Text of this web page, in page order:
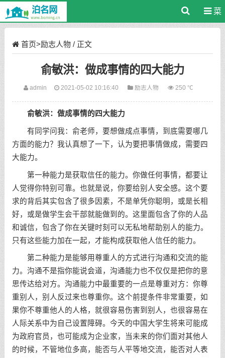
菜
首页>励志人物/ 正文
俞敏洪：做成事情的四大能力
admin 2021-05-02 10:16:40 励志人物 250 ℃
俞敏洪：做成事情的四大能力
有同学问我：俞老师，要想做成点事情，到底需要哪几
方面的能力？我认真想了一下，认为要把事情做成，需要四
大能力。
第一种能力是获取信任的能力。你做任何事情，都要让
人觉得你特别可靠。也就是说，你要给别人安全感。这个要
求的背后其实包含了很多因素，不是单凭你聪明，或是长相
好，或是做学生会干部就能做到的。这里面包含了你的人品
和诚信，包含了你在关键时刻可以无私地帮助别人的能力。
只有这些能力加在一起，才能构成获取他人信任的能力。
第二种能力是能够用尊重人的方式进行沟通和交流的能
力。沟通不是指你能说会道，沟通能力也不仅仅是把你的意
思传达给对方。沟通能力中最重要的一点是尊重对方：你尊
重别人，别人反过来也尊重你。这个前提条件非常重要，如
果你不尊重他人的人格，就很容易伤害到别人，也很容易在
人际关系中为自己设置障碍。今天的中国大学生将来可能成
为政府官员，也可能成为企业家，当未来的你们面对其他人
的时候，不管地位多高，能否与人平等地交流，能否对人表